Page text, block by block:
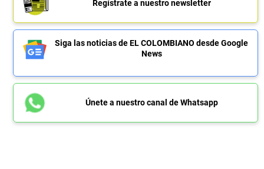
Regístrate a nuestro newsletter
Siga las noticias de EL COLOMBIANO desde Google
News
Únete a nuestro canal de Whatsapp